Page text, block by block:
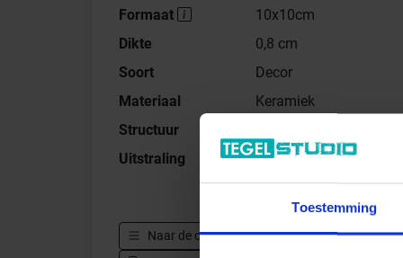
Toestemming
Formaat
10x10cm
Dikte
0,8 cm
Soort
Decor
Materiaal
Keramiek
Structuur
Uitstraling
Glanzend
Naar de complete serieAlcoceram Malaga